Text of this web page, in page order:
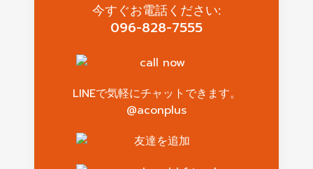
今すぐお電話ください:
096-828-7555
LINEで気軽にチャットできます。
@aconplus